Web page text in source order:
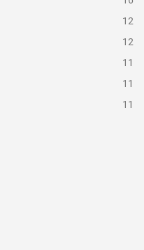
12
12
11
11
11